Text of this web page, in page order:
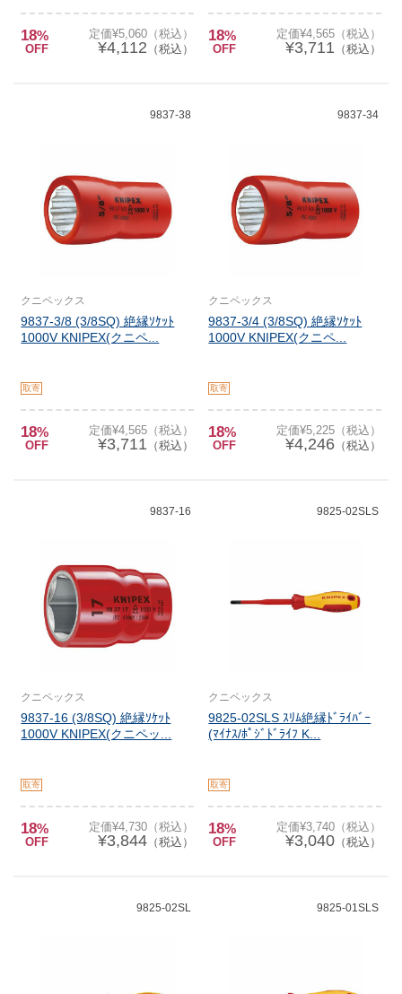
18%
OFF
定価¥5,060（税込）
¥4,112 （税込）
18%
OFF
定価¥4,565（税込）
¥3,711 （税込）
9837-38
クニペックス
9837-3/8 (3/8SQ) 絶縁ｿｹｯﾄ
1000V KNIPEX(クニペ...
取寄
18%
OFF
定価¥4,565（税込）
¥3,711 （税込）
9837-34
クニペックス
9837-3/4 (3/8SQ) 絶縁ｿｹｯﾄ
1000V KNIPEX(クニペ...
取寄
18%
OFF
定価¥5,225（税込）
¥4,246（税込）
9837-16
クニペックス
9837-16 (3/8SQ) 絶縁ｿｹｯﾄ
1000V KNIPEX(クニペッ...
取寄
18%
OFF
定価¥4,730（税込）
¥3,844（税込）
9825-02SLS
クニペックス
9825-02SLS ｽﾘﾑ絶縁ﾄﾞﾗｲﾊﾞｰ
(ﾏｲﾅｽ/ﾎﾟｼﾞﾄﾞﾗｲﾌ K...
取寄
18%
OFF
定価¥3,740（税込）
¥3,040（税込）
9825-02SL 9825-01SLS